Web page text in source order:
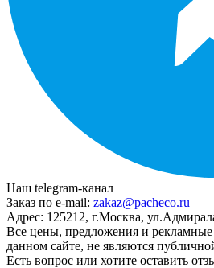
Наш telegram-канал
Заказ по e-mail: zakaz@pacheco.ru
Адрес: 125212, г.Москва,
Все цены, предложения и
данном сайте, не являются
Есть вопрос или хотите оставить